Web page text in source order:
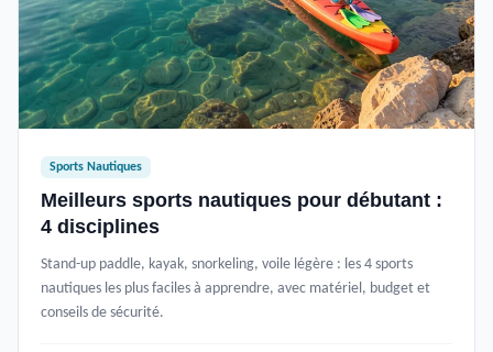
Sports Nautiques
Meilleurs sports nautiques pour débutant :
4 disciplines
Stand-up paddle, kayak, snorkeling, voile légère : les 4 sports
nautiques les plus faciles à apprendre, avec matériel, budget et
conseils de sécurité.